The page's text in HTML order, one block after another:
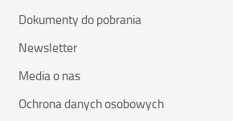
Dokumenty do pobrania
Newsletter
Media o nas
Ochrona danych osobowych